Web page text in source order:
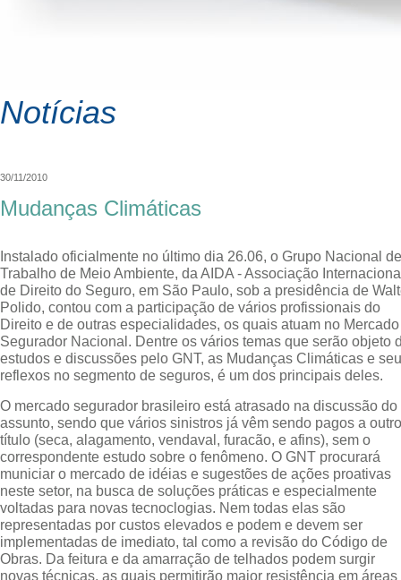
Notícias
30/11/2010
Mudanças Climáticas
Instalado oficialmente no último dia 26.06, o Grupo Nacional de
Trabalho de Meio Ambiente, da AIDA - Associação
de Direito do Seguro, em São Paulo, sob a presidência de
Polido, contou com a participação de vários profissionais do
Direito e de outras especialidades, os quais atuam no Mercado
Segurador Nacional. Dentre os vários temas que serão objeto
estudos e discussões pelo GNT, as Mudanças Climáticas e
reflexos no segmento de seguros, é um dos principais deles.
O mercado segurador brasileiro está atrasado na discussão do
assunto, sendo que vários sinistros já vêm sendo pagos a outro
título (seca, alagamento, vendaval, furacão, e afins), sem o
correspondente estudo sobre o fenômeno. O GNT procurará
municiar o mercado de idéias e sugestões de ações proativas
neste setor, na busca de soluções práticas e especialmente
voltadas para novas tecnoclogias. Nem todas elas são
representadas por custos elevados e podem e devem ser
implementadas de imediato, tal como a revisão do Código de
Obras. Da feitura e da amarração de telhados podem surgir
novas técnicas, as quais permitirão maior resistência em áreas